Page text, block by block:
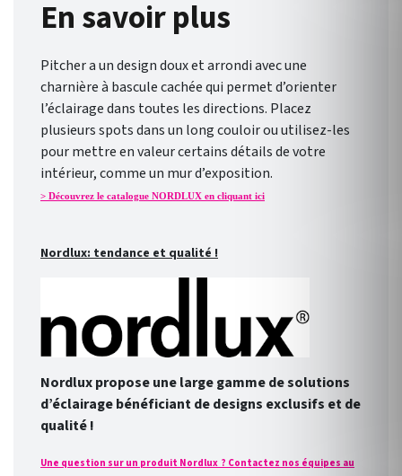
En savoir plus
Pitcher a un design doux et arrondi avec une
charnière à bascule cachée qui permet d’orienter
l’éclairage dans toutes les directions. Placez
plusieurs spots dans un long couloir ou utilisez-les
pour mettre en valeur certains détails de votre
intérieur, comme un mur d’exposition.
> Découvrez le catalogue NORDLUX en cliquant ici
Nordlux: tendance et qualité !
Nordlux propose une large gamme de solutions
d’éclairage bénéficiant de designs exclusifs et de
qualité !
Une question sur un produit Nordlux ? Contactez nos équipes au